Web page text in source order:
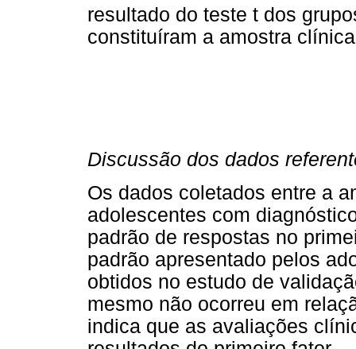
resultado do teste t dos
constituíram a amostra
Discussão dos dados
Os dados coletados entre a
adolescentes com
padrão de respostas no
padrão apresentado pelos
obtidos no estudo de
mesmo não ocorreu em
indica que as avaliações